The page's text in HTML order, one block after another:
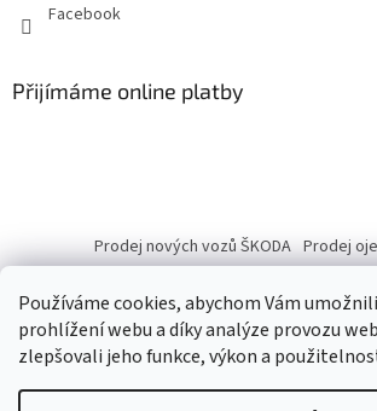
Používáme cookies, abychom Vám
prohlížení webu a díky analýze provozu
zlepšovali jeho funkce, výkon a
Facebook
Přijímáme online platby
Prodej nových vozů ŠKODA Prodej